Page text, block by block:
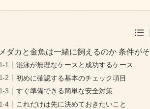
メダカと金魚は一緒に飼えるのか 条件が
混泳が無理なケースと成功するケース
初めに確認する基本のチェック項目
すぐ準備できる簡単な安全対策
これだけは先に決めておきたいこと